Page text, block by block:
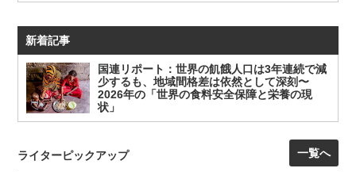
新着記事
国連リポート：世界の飢餓人口は3年連続で減
少するも、地域間格差は依然として深刻〜
2026年の「世界の食料安全保障と栄養の現
状」
ライターピックアップ 一覧へ